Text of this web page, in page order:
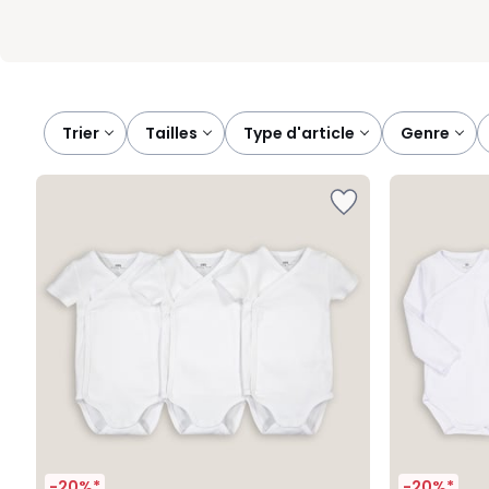
Trier
tailles type d'article genre